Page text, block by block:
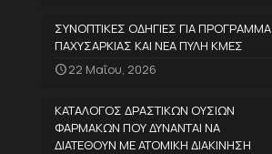
ΣΥΝΟΠΤΙΚΕΣ ΟΔΗΓΙΕΣ ΓΙΑ ΠΡΟΓΡΑΜΜΑ
ΠΑΧΥΣΑΡΚΙΑΣ ΚΑΙ ΝΕΑ ΠΥΛΗ ΚΜΕΣ
22 Μαΐου, 2026
ΚΑΤΑΛΟΓΟΣ ΔΡΑΣΤΙΚΩΝ ΟΥΣΙΩΝ
ΦΑΡΜΑΚΩΝ ΠΟΥ ΔΥΝΑΝΤΑΙ ΝΑ
ΔΙΑΤΕΘΟΥΝ ΜΕ ΑΤΟΜΙΚΗ ΔΙΑΚΙΝΗΣΗ